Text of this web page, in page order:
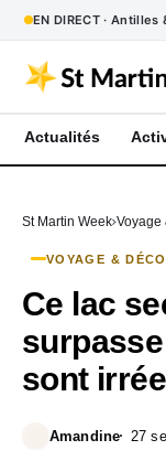
EN DIRECT ·
Actualités
St Martin Week Voyage
VOYAGE &
Ce lac
sont
Amandine 27